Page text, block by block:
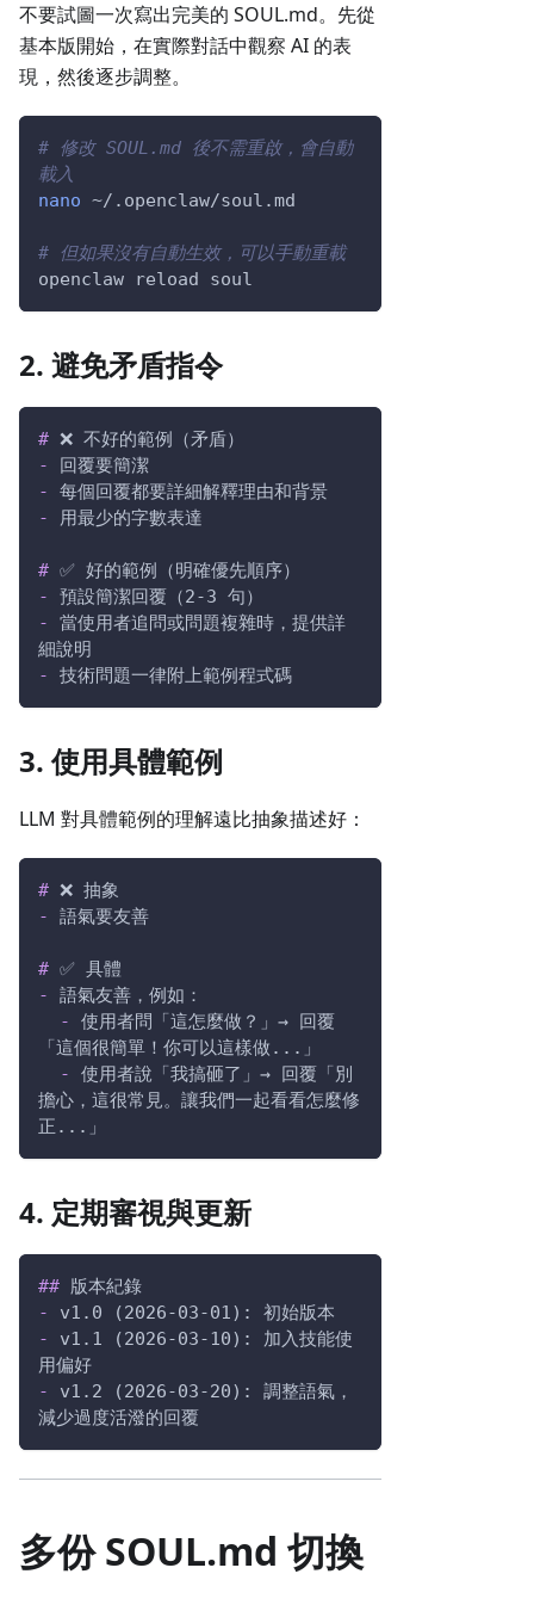
不要試圖一次寫出完美的 SOUL.md。先從
基本版開始，在實際對話中觀察 AI 的表
現，然後逐步調整。
# 修改 SOUL.md 後不需重啟，會自動
載入
nano ~/.openclaw/soul.md
# 但如果沒有自動生效，可以手動重載
openclaw reload soul
2. 避免矛盾指令
# ❌ 不好的範例（矛盾）
-
回覆要簡潔
-
每個回覆都要詳細解釋理由和背景
-
用最少的字數表達
# ✅ 好的範例（明確優先順序）
-
預設簡潔回覆（2-3 句）
-
當使用者追問或問題複雜時，提供詳
細說明
-
技術問題一律附上範例程式碼
3. 使用具體範例
LLM 對具體範例的理解遠比抽象描述好：
# ❌ 抽象
-
語氣要友善
# ✅ 具體
-
語氣友善，例如：
-
使用者問「這怎麼做？」→ 回覆
「這個很簡單！你可以這樣做...」
-
使用者說「我搞砸了」→ 回覆「別
擔心，這很常見。讓我們一起看看怎麼修
正...」
4. 定期審視與更新
## 版本紀錄
-
v1.0 (2026-03-01): 初始版本
-
v1.1 (2026-03-10): 加入技能使
用偏好
-
v1.2 (2026-03-20): 調整語氣，
減少過度活潑的回覆
多份 SOUL.md 切換